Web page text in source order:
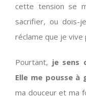
cette tension se
sacrifier, ou dois-
réclame que je vive
Pourtant, je sens
Elle me pousse à
ma douceur et ma